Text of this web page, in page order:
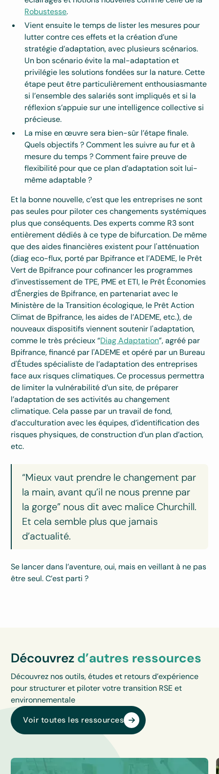
Robustesse.
Vient ensuite le temps de lister les mesures pour
lutter contre ces effets et la création d’une
stratégie d’adaptation, avec plusieurs scénarios.
Un bon scénario évite la mal-adaptation et
privilégie les solutions fondées sur la nature. Cette
étape peut être particulièrement enthousiasmante
si l’ensemble des salariés sont impliqués et si la
réflexion s’appuie sur une intelligence collective si
précieuse.
La mise en œuvre sera bien-sûr l’étape finale.
Quels objectifs ? Comment les suivre au fur et à
mesure du temps ? Comment faire preuve de
flexibilité pour que ce plan d’adaptation soit lui-
même adaptable ?
Et la bonne nouvelle, c’est que les entreprises ne sont
pas seules pour piloter ces changements systémiques
plus que conséquents. Des experts comme R3 sont
entièrement dédiés à ce type de bifurcation. De même
que des aides financières existent pour l'atténuation
(diag eco-flux, porté par Bpifrance et l’ADEME, le Prêt
Vert de Bpifrance pour cofinancer les programmes
d’investissement de TPE, PME et ETI, le Prêt Économies
d’Énergies de Bpifrance, en partenariat avec le
Ministère de la Transition écologique, le Prêt Action
Climat de Bpifrance, les aides de l’ADEME, etc.), de
nouveaux dispositifs viennent soutenir l'adaptation,
comme le très précieux “Diag Adaptation”, agréé par
Bpifrance, financé par l'ADEME et opéré par un Bureau
d'Études spécialiste de l’adaptation des entreprises
face aux risques climatiques. Ce processus permettra
de limiter la vulnérabilité d’un site, de préparer
l’adaptation de ses activités au changement
climatique. Cela passe par un travail de fond,
d’acculturation avec les équipes, d’identification des
risques physiques, de construction d’un plan d’action,
etc.
“Mieux vaut prendre le changement par
la main, avant qu’il ne nous prenne par
la gorge” nous dit avec malice Churchill.
Et cela semble plus que jamais
d’actualité.
Se lancer dans l’aventure, oui, mais en veillant à ne pas
être seul. C’est parti ?
Découvrez d’autres ressources
Découvrez nos outils, études et retours d’expérience
pour structurer et piloter votre transition RSE et
environnementale
Voir toutes les ressources